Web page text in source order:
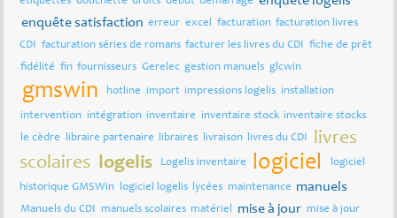
enquête satisfaction erreur excel facturation facturation livres
CDI facturation séries de romans facturer les livres du CDI fiche de prêt
fidélité fin fournisseurs Gerelec gestion manuels glcwin
gmswin hotline import impressions logelis installation
intervention intégration inventaire inventaire stock inventaire stocks
le cèdre libraire partenaire libraires livraison livres du CDI
livres
scolaires logelis Logelis inventaire logiciel logiciel
historique GMSWin logiciel logelis lycées maintenance manuels
Manuels du CDI manuels scolaires matériel mise à jour mise à jour